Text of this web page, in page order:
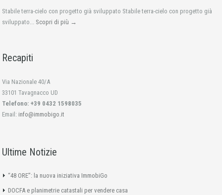
Stabile terra-cielo con progetto già sviluppato Stabile terra-cielo con progetto già
sviluppato... Scopri di più →
Recapiti
Via Nazionale 40/A
33101 Tavagnacco UD
Telefono: +39 0432 1598035
Email: info@immobigo.it
Ultime Notizie
“48 ORE”: la nuova iniziativa ImmobiGo
DOCFA e planimetrie catastali per vendere casa